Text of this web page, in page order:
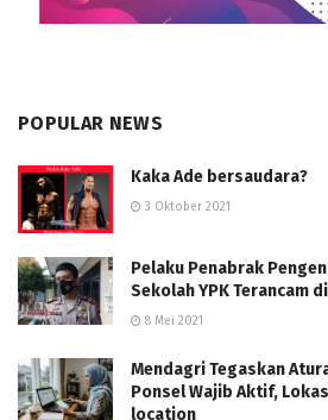
POPULAR NEWS
Kaka Ade bersaudara?
3 Oktober 2021
Pelaku Penabrak
Sekolah YPK Terancam
8 Mei 2021
Mendagri Tegaskan
Ponsel Wajib Aktif,
location